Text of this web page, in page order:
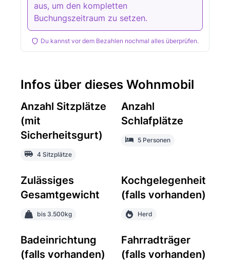
aus, um den kompletten
Buchungszeitraum zu setzen.
Du kannst vor dem Bezahlen nochmal alles überprüfen.
Infos über dieses Wohnmobil
Anzahl Sitzplätze
(mit
Sicherheitsgurt)
4 Sitzplätze
Anzahl
Schlafplätze
5 Personen
Zulässiges
Gesamtgewicht
bis 3.500kg
Kochgelegenheit
(falls vorhanden)
Herd
Badeinrichtung
(falls vorhanden)
Fahrradträger
(falls vorhanden)